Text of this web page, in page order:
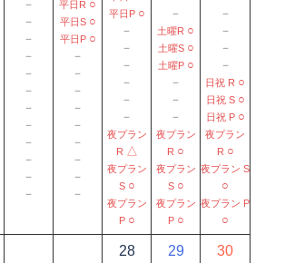
－
－
－
－
－
－
－
－
－
－
－
－
平日R ○
平日S ○
平日P ○
－
－
－
－
－
－
－
－
－
平日P ○
－
－
－
－
－
－
夜プラン
R △
夜プラン
S ○
夜プラン
P ○
－
土曜R ○
土曜S ○
土曜P ○
－
－
－
夜プラン
R ○
夜プラン
S ○
夜プラン
P ○
－
－
－
－
日祝 R ○
日祝 S ○
日祝 P ○
夜プラン
R ○
夜プラン S
○
夜プラン P
○
28 29 30